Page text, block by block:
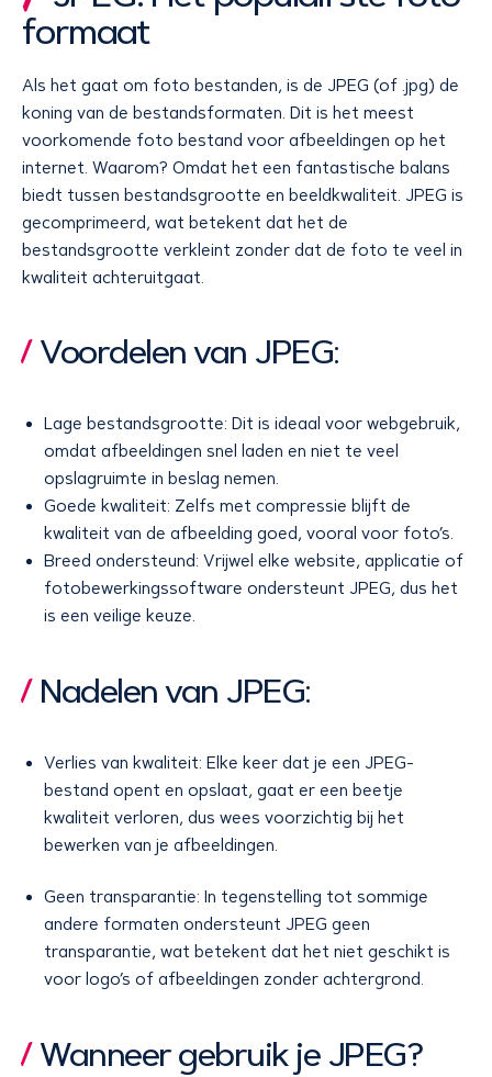
formaat
Als het gaat om foto bestanden, is de JPEG (of .jpg) de
koning van de bestandsformaten. Dit is het meest
voorkomende foto bestand voor afbeeldingen op het
internet. Waarom? Omdat het een fantastische balans
biedt tussen bestandsgrootte en beeldkwaliteit. JPEG is
gecomprimeerd, wat betekent dat het de
bestandsgrootte verkleint zonder dat de foto te veel in
kwaliteit achteruitgaat.
Voordelen van JPEG:
Lage bestandsgrootte: Dit is ideaal voor webgebruik,
omdat afbeeldingen snel laden en niet te veel
opslagruimte in beslag nemen.
Goede kwaliteit: Zelfs met compressie blijft de
kwaliteit van de afbeelding goed, vooral voor foto’s.
Breed ondersteund: Vrijwel elke website, applicatie of
fotobewerkingssoftware ondersteunt JPEG, dus het
is een veilige keuze.
Nadelen van JPEG:
Verlies van kwaliteit: Elke keer dat je een JPEG-
bestand opent en opslaat, gaat er een beetje
kwaliteit verloren, dus wees voorzichtig bij het
bewerken van je afbeeldingen.
Geen transparantie: In tegenstelling tot sommige
andere formaten ondersteunt JPEG geen
transparantie, wat betekent dat het niet geschikt is
voor logo’s of afbeeldingen zonder achtergrond.
Wanneer gebruik je JPEG?